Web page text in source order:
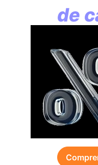
de